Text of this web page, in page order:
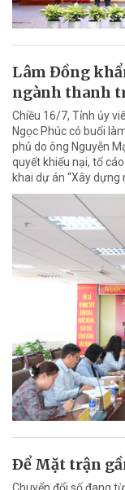
Lâm Đồng
ngành thanh
Chiều 16/7, Tỉnh ủy
Ngọc Phúc có buổi
phủ do ông Nguyễn
quyết khiếu nại, tố
khai dự án “Xây dựng
Ðể Mặt trận
Chuyển đổi số đang